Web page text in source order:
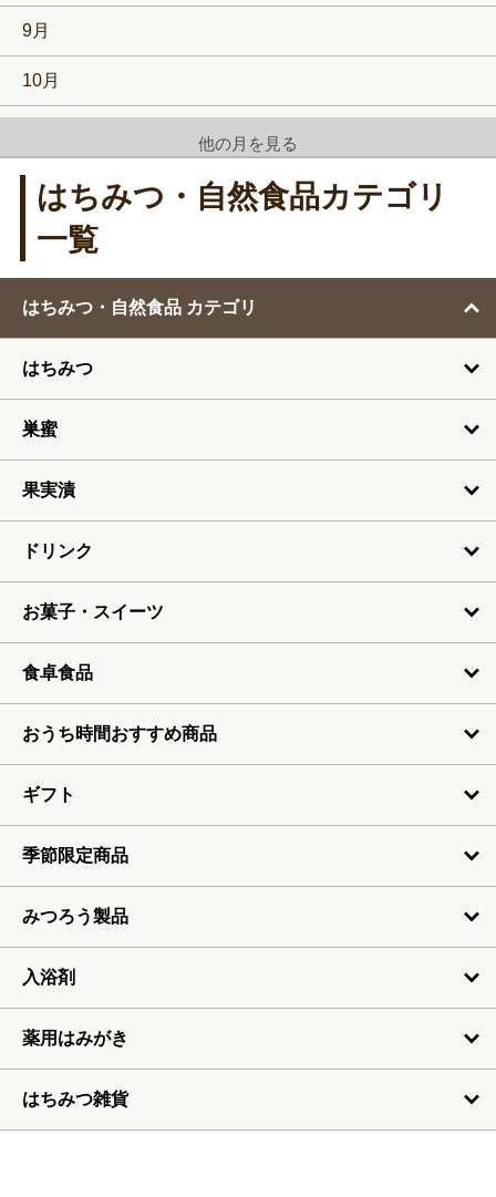
9月
10月
12月
2月
4月
5月
6月
他の月を見る
はちみつ・自然食品カテゴリ
一覧
はちみつ・自然食品 カテゴリ
はちみつ
巣蜜
果実漬
ドリンク
お菓子・スイーツ
食卓食品
おうち時間おすすめ商品
ギフト
季節限定商品
みつろう製品
入浴剤
薬用はみがき
はちみつ雑貨